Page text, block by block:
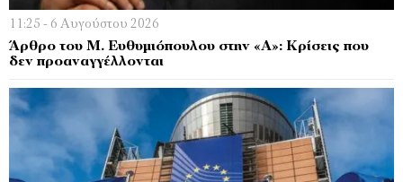
11:25 - 6 Αυγούστου 2026
Άρθρο του Μ. Ευθυμιόπουλου στην «Α»: Κρίσεις που
δεν προαναγγέλλονται